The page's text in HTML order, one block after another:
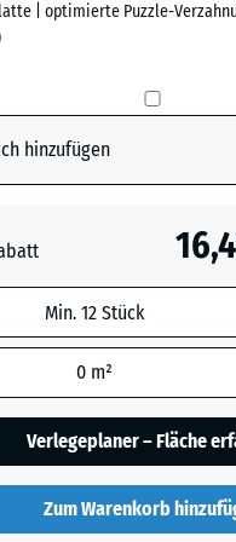
(active)
wird
nicht
| optimierte Puzzle-
hinzufügen
0 m²
Verlegeplaner – Fläche
Zum Warenkorb